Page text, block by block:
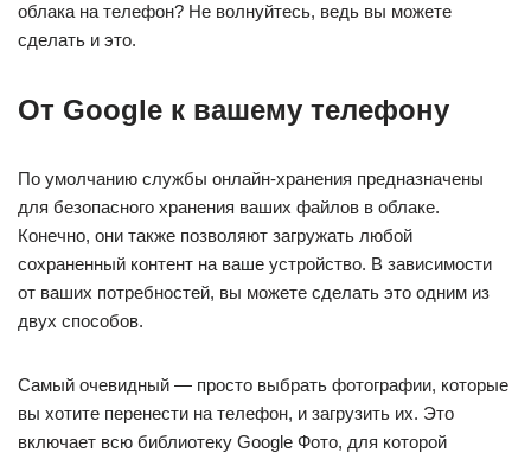
облака на телефон? Не волнуйтесь, ведь вы можете
сделать и это.
От Google к вашему телефону
По умолчанию службы онлайн-хранения предназначены
для безопасного хранения ваших файлов в облаке.
Конечно, они также позволяют загружать любой
сохраненный контент на ваше устройство. В зависимости
от ваших потребностей, вы можете сделать это одним из
двух способов.
Самый очевидный — просто выбрать фотографии, которые
вы хотите перенести на телефон, и загрузить их. Это
включает всю библиотеку Google Фото, для которой